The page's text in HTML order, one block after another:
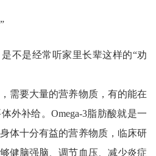
不是经常听家里长辈这样的“劝
需要大量的营养物质，有的能在
外补给。Omega-3脂肪酸就是一
体十分有益的营养物质，临床研
健脑强脑、调节血压、减少炎症